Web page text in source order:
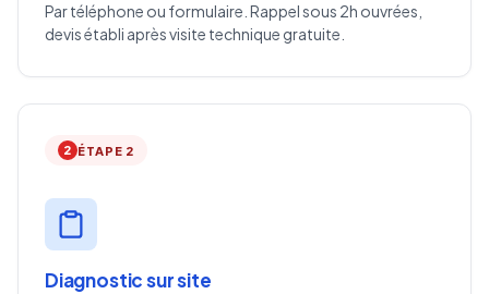
Par téléphone ou formulaire. Rappel sous 2h ouvrées,
devis établi après visite technique gratuite.
2 ÉTAPE 2
Diagnostic sur site